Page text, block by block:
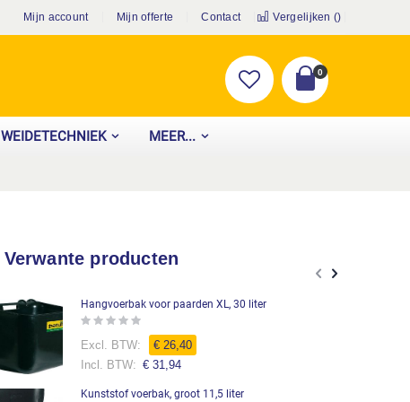
Mijn account Mijn offerte Contact Vergelijken ()
Cart
0producten
WEIDETECHNIEK MEER...
Verwante producten
Hangvoerbak voor paarden XL, 30 liter
Rating:
€ 26,40
€ 31,94
Kunststof voerbak, groot 11,5 liter